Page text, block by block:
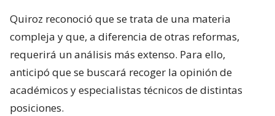
Quiroz reconoció que se trata de una materia
compleja y que, a diferencia de otras reformas,
requerirá un análisis más extenso. Para ello,
anticipó que se buscará recoger la opinión de
académicos y especialistas técnicos de distintas
posiciones.